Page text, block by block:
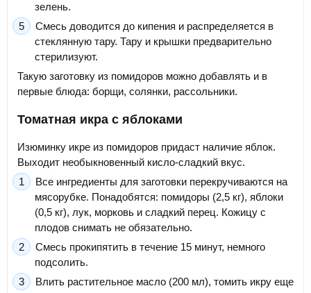
зелень.
Смесь доводится до кипения и распределяется в
стеклянную тару. Тару и крышки предварительно
стерилизуют.
Такую заготовку из помидоров можно добавлять и в
первые блюда: борщи, солянки, рассольники.
Томатная икра с яблоками
Изюминку икре из помидоров придаст наличие яблок.
Выходит необыкновенный кисло-сладкий вкус.
Все ингредиенты для заготовки перекручиваются на
мясорубке. Понадобятся: помидоры (2,5 кг), яблоки
(0,5 кг), лук, морковь и сладкий перец. Кожицу с
плодов снимать не обязательно.
Смесь прокипятить в течение 15 минут, немного
подсолить.
Влить растительное масло (200 мл), томить икру еще